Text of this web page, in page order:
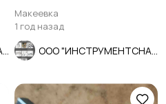
армированный, А 24 R BF,
Луга, Рос
Макеевка
1 год назад